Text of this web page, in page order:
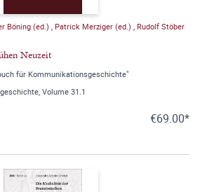
Böning (ed.) Patrick Merziger (ed.)
Rudolf Stöber
Neuzeit
für Kommunikationsgeschichte"
Volume 31.1
€69.00*